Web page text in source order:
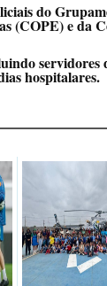
do
(COPE) e da
servidores
hospitalares.